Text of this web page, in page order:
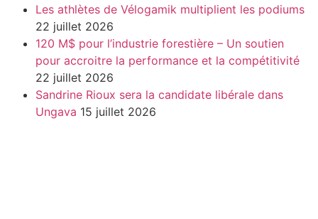
Les athlètes de Vélogamik multiplient les podiums
22 juillet 2026
120 M$ pour l’industrie forestière – Un soutien
pour accroitre la performance et la compétitivité
22 juillet 2026
Sandrine Rioux sera la candidate libérale dans
Ungava 15 juillet 2026